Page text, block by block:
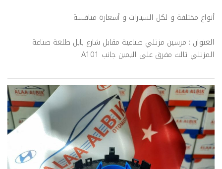
أنواع مختلفة و لكل السيارات و أسعارة منافسة
العنوان : مرسين مزتلي صناعية مقابل شارع بابل طلعة صناعة
المزتلي ثالث مفرق على اليمين جانب A101